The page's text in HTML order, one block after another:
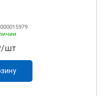
шт